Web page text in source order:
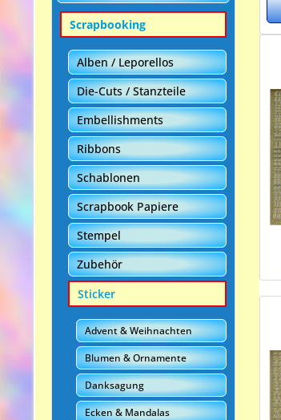
Scrapbooking
Alben / Leporellos
Die-Cuts / Stanzteile
Embellishments
Ribbons
Schablonen
Scrapbook Papiere
Stempel
Zubehör
Sticker
Advent & Weihnachten
Blumen & Ornamente
Danksagung
Ecken & Mandalas